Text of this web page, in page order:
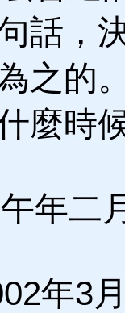
話，
之的
麼時
年二
年3月